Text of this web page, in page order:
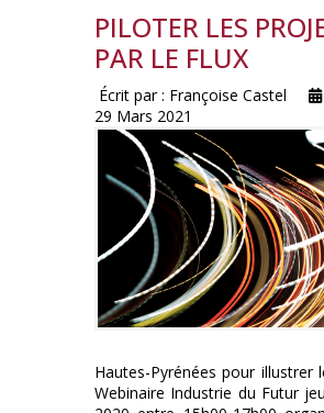
PILOTER LES
PAR LE FLUX
Écrit par : Françoise Castel
29 Mars 2021
Hautes-Pyrénées pour illustrer
Webinaire Industrie du Futur